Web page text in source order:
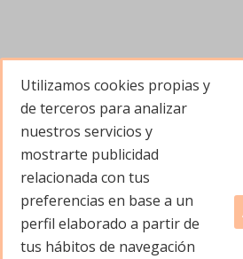
Contacto
Utilizamos cookies propias y
de terceros para analizar
nuestros servicios y
mostrarte publicidad
relacionada con tus
preferencias en base a un
perfil elaborado a partir de
tus hábitos de navegación